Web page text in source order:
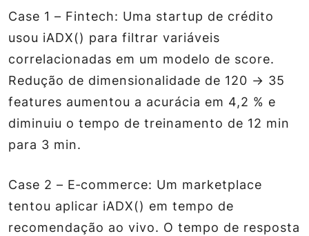
Case 1 – Fintech: Uma startup de crédito
usou iADX() para filtrar variáveis
correlacionadas em um modelo de score.
Redução de dimensionalidade de 120 → 35
features aumentou a acurácia em 4,2 % e
diminuiu o tempo de treinamento de 12 min
para 3 min.
Case 2 – E‑commerce: Um marketplace
tentou aplicar iADX() em tempo de
recomendação ao vivo. O tempo de resposta